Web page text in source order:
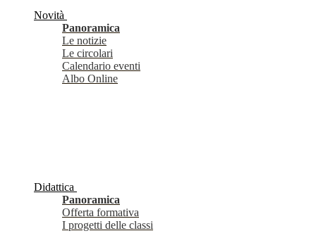
Novità
Panoramica
Le notizie
Le circolari
Calendario eventi
Albo Online
Didattica
Panoramica
Offerta formativa
I progetti delle classi